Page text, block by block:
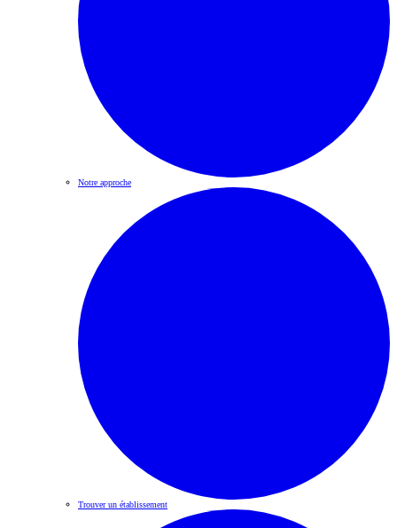
Notre approche
Trouver un établissement